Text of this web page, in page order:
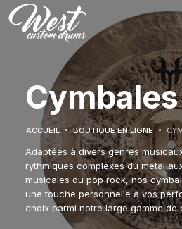
ACCUEIL BOUTIQUE EN LIGNE
Adaptées à divers genres
rythmiques complexes du metal
musicales du pop rock, nos
une touche personnelle à vos
choix parmi notre large gamme de